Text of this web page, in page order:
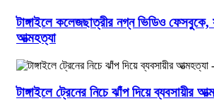
টাঙ্গাইলে কলেজছাত্রীর নগ্ন ভিডিও
আত্মহত্যা
টাঙ্গাইলে ট্রেনের নিচে ঝাঁপ দিয়ে ব্যবসায়ীর